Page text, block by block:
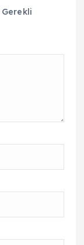
Gerekli